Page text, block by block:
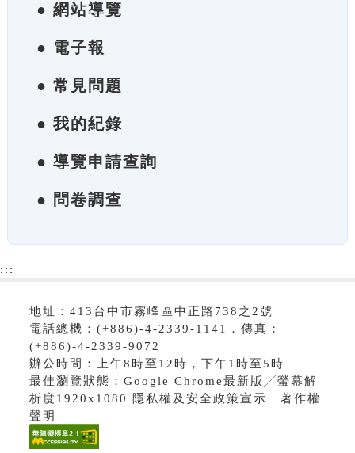
● 網站導覽
● 電子報
● 常見問題
● 我的紀錄
● 導覽申請查詢
● 問卷調查
:::
地址：413台中市霧峰區中正路738之2號
電話總機：(+886)-4-2339-1141．傳真：
(+886)-4-2339-9072
辦公時間：上午8時至12時，下午1時至5時
最佳瀏覽狀態：Google Chrome最新版╱螢幕解
析度1920x1080 隱私權及安全政策宣示 | 著作權
聲明